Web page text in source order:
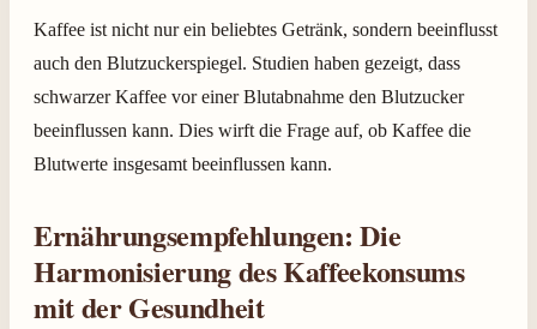
Kaffee ist nicht nur ein beliebtes Getränk, sondern beeinflusst
auch den Blutzuckerspiegel. Studien haben gezeigt, dass
schwarzer Kaffee vor einer Blutabnahme den Blutzucker
beeinflussen kann. Dies wirft die Frage auf, ob Kaffee die
Blutwerte insgesamt beeinflussen kann.
Ernährungsempfehlungen: Die
Harmonisierung des Kaffeekonsums
mit der Gesundheit